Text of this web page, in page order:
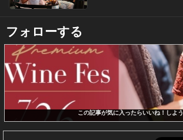
フォローする
この記事が気に入ったらいいね！しよう